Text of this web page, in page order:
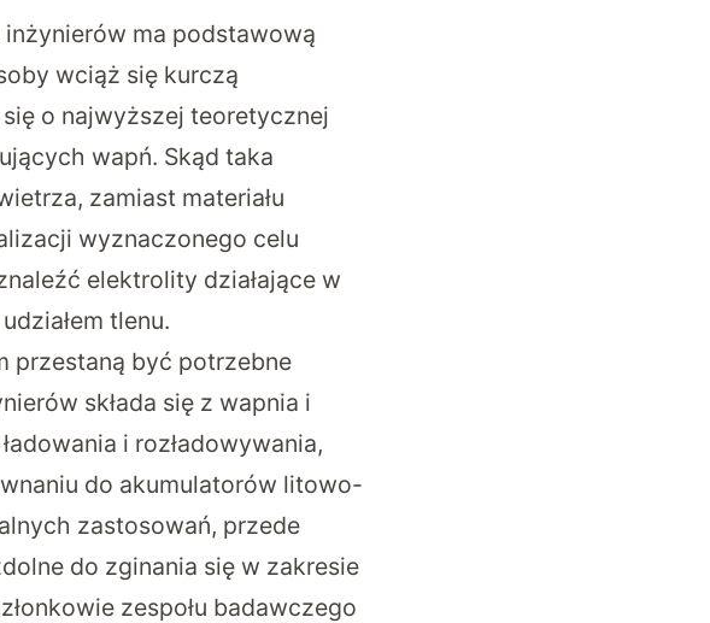
ma podstawową
wciąż się kurczą
o najwyższej teoretycznej
wapń. Skąd taka
zamiast materiału
wyznaczonego celu
elektrolity działające w
tlenu.
przestaną być potrzebne
składa się z wapnia i
i rozładowywania,
do akumulatorów litowo-
zastosowań, przede
do zginania się w zakresie
zespołu badawczego